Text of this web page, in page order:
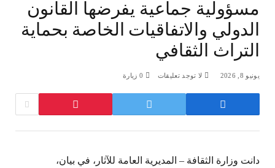
مسؤولية جماعية يفرضها القانون
الدولي والاتفاقيات الخاصة بحماية
التراث الثقافي
يونيو 8, 2026 لا توجد تعليقات 0 زيارة
دانت وزارة الثقافة – المديرية العامة للآثار، في بيان،